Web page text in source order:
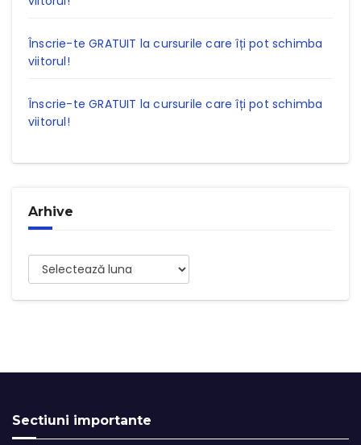
Înscrie-te GRATUIT la cursurile care îți pot schimba
viitorul!
Înscrie-te GRATUIT la cursurile care îți pot schimba
viitorul!
Arhive
Arhive
Sectiuni importante